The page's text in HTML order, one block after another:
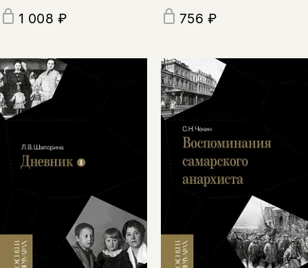
1 008 ₽ 756 ₽